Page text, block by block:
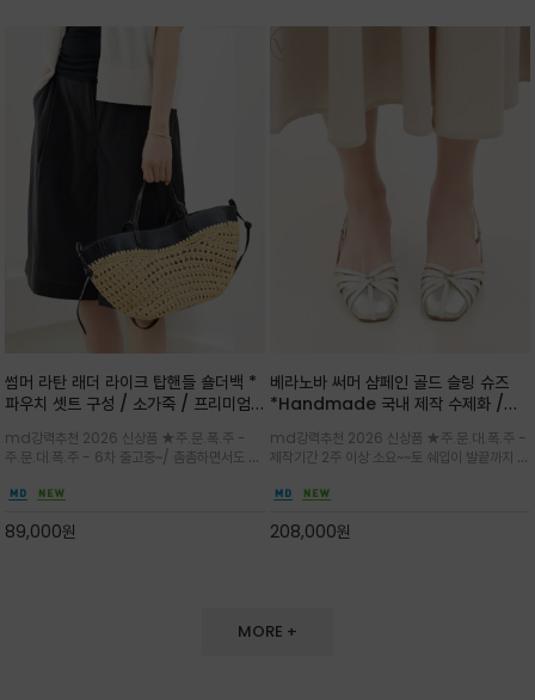
썸머 라탄 래더 라이크 탑핸들 숄더백 *
파우치 셋트 구성 / 소가죽 / 프리미엄
라이크 배색이 조화롭게 어우러진 탑핸
들 숄더백
md강력추천 2026 신상품 ★주.문.폭.주 -
주.문.대.폭.주 - 6차 출고중~/ 촘촘하면서도 입
만들며 부드러운 곡선의 바스켓 실루엣에 넉넉한
양한 연출이
89,000원
베라노바 써머 샴페인 골드 슬링 슈즈
*Handmade 국내 제작 수제화 /은
스럽게 밝혀주는 슬링백 플랫슈
md강력추천 2026 신상품 ★주.문.대.폭.주 -
제작기간 2주 이상 소요~~토 쉐입이 발끝까지 세
끔한 디자인과 베이직한 컬러감으로 높은 활용도
일까지 두루 잘 어울리는 활2
208,000원
MORE +